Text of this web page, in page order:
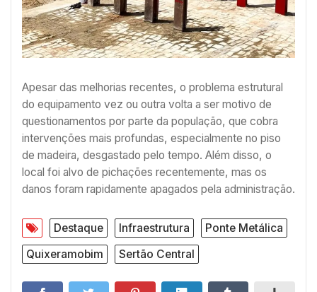
Apesar das melhorias recentes, o problema estrutural
do equipamento vez ou outra volta a ser motivo de
questionamentos por parte da população, que cobra
intervenções mais profundas, especialmente no piso
de madeira, desgastado pelo tempo. Além disso, o
local foi alvo de pichações recentemente, mas os
danos foram rapidamente apagados pela administração.
Destaque Infraestrutura
Ponte Metálica
Quixeramobim
Sertão Central